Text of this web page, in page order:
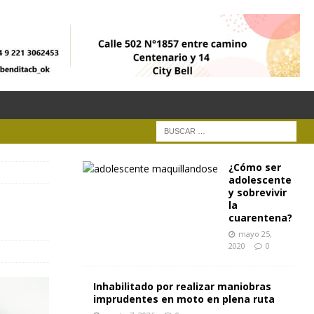
¿Cómo ser
adolescente
y sobrevivir
la
cuarentena?
mayo 25,
2020
0
Inhabilitado por realizar maniobras
imprudentes en moto en plena ruta